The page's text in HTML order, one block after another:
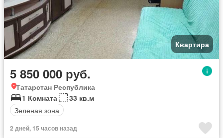
Квартира
5 850 000 руб.
Татарстан Республика
1 Комната
33 кв.м
Зеленая зона
2 дней, 15 часов назад